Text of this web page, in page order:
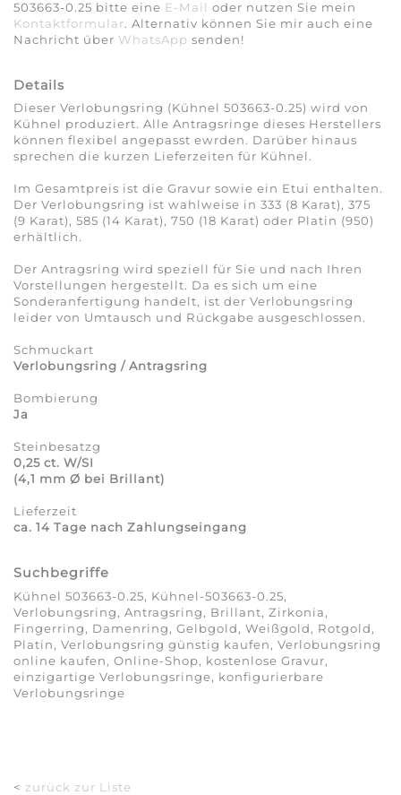
503663-0.25 bitte eine E-Mail oder nutzen Sie mein
Kontaktformular. Alternativ können Sie mir auch eine
Nachricht über WhatsApp senden!
Details
Dieser Verlobungsring (Kühnel 503663-0.25) wird von
Kühnel produziert. Alle Antragsringe dieses Herstellers
können flexibel angepasst ewrden. Darüber hinaus
sprechen die kurzen Lieferzeiten für Kühnel.
Im Gesamtpreis ist die Gravur sowie ein Etui enthalten.
Der Verlobungsring ist wahlweise in 333 (8 Karat), 375
(9 Karat), 585 (14 Karat), 750 (18 Karat) oder Platin (950)
erhältlich.
Der Antragsring wird speziell für Sie und nach Ihren
Vorstellungen hergestellt. Da es sich um eine
Sonderanfertigung handelt, ist der Verlobungsring
leider von Umtausch und Rückgabe ausgeschlossen.
Schmuckart
Verlobungsring / Antragsring
Bombierung
Ja
Steinbesatzg
0,25 ct. W/SI
(4,1 mm Ø bei Brillant)
Lieferzeit
ca. 14 Tage nach Zahlungseingang
Suchbegriffe
Kühnel 503663-0.25, Kühnel-503663-0.25,
Verlobungsring, Antragsring, Brillant, Zirkonia,
Fingerring, Damenring, Gelbgold, Weißgold, Rotgold,
Platin, Verlobungsring günstig kaufen, Verlobungsring
online kaufen, Online-Shop, kostenlose Gravur,
einzigartige Verlobungsringe, konfigurierbare
Verlobungsringe
< zurück zur Liste